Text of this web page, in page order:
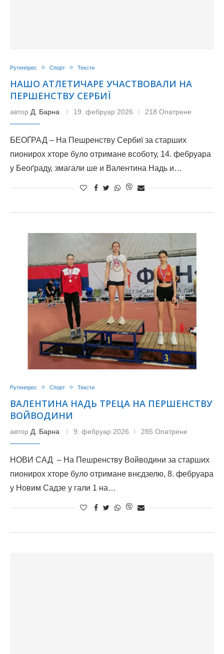
Рутенпрес Спорт Тексти
НАШО АТЛЕТИЧАРЕ УЧАСТВОВАЛИ НА
ПЕРШЕНСТВУ СЕРБИЇ
автор Д. Барна 19. фебруар 2026 218 Опатрене
БЕОҐРАД – На Пешренству Сербиї за старших
пионирох хторе було отримане всоботу, 14. фебруара
у Беоґраду, змагали ше и Валентина Надь и…
Рутенпрес Спорт Тексти
ВАЛЕНТИНА НАДЬ ТРЕЦА НА ПЕРШЕНСТВУ
ВОЙВОДИНИ
автор Д. Барна 9. фебруар 2026 285 Опатрене
НОВИ САД – На Пешренству Войводини за старших
пионирох хторе було отримане внєдзелю, 8. фебруара
у Новим Садзе у гали 1 на…